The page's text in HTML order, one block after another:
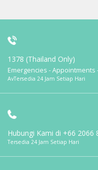
1378 (Thailand Only)
Emergencies - Appointments
AvTersedia 24 Jam Setiap Hari
Hubungi Kami di +66 2066
Tersedia 24 Jam Setiap Hari